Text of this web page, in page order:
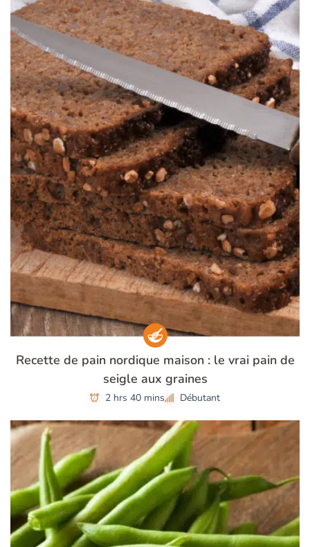
Recette de pain nordique maison : le vrai pain de
seigle aux graines
2 hrs 40 mins Débutant